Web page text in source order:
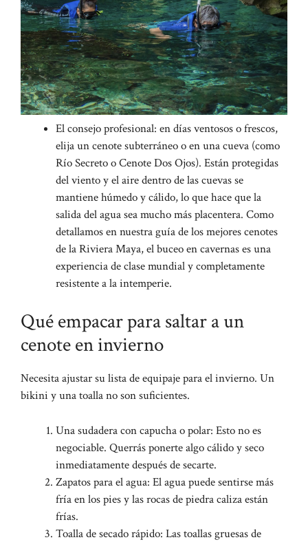
El consejo profesional: en días ventosos o frescos,
elija un cenote subterráneo o en una cueva (como
Río Secreto o Cenote Dos Ojos). Están protegidas
del viento y el aire dentro de las cuevas se
mantiene húmedo y cálido, lo que hace que la
salida del agua sea mucho más placentera. Como
detallamos en nuestra guía de los mejores cenotes
de la Riviera Maya, el buceo en cavernas es una
experiencia de clase mundial y completamente
resistente a la intemperie.
Qué empacar para saltar a un
cenote en invierno
Necesita ajustar su lista de equipaje para el invierno. Un
bikini y una toalla no son suficientes.
Una sudadera con capucha o polar: Esto no es
negociable. Querrás ponerte algo cálido y seco
inmediatamente después de secarte.
Zapatos para el agua: El agua puede sentirse más
fría en los pies y las rocas de piedra caliza están
frías.
Toalla de secado rápido: Las toallas gruesas de